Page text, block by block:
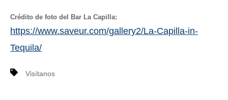
Crédito de foto del Bar La Capilla:
https://www.saveur.com/gallery2/La-Capilla-in-
Tequila/
Visítanos